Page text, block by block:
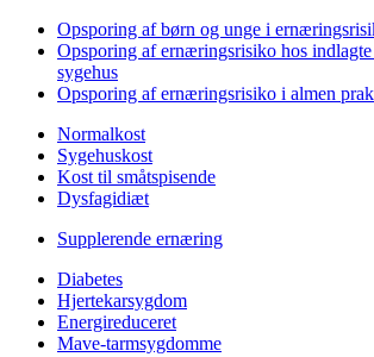
Opsporing af børn og unge i
Opsporing af ernæringsrisiko hos indlagte
sygehus
Opsporing af ernæringsrisiko i almen
Normalkost
Sygehuskost
Kost til småtspisende
Dysfagidiæt
Supplerende ernæring
Diabetes
Hjertekarsygdom
Energireduceret
Mave-tarmsygdomme